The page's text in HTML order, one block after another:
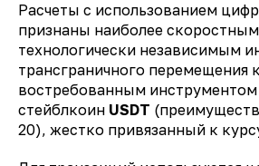
Расчеты с использованием
признаны наиболее
технологически независимым
трансграничного перемещения
востребованным инструментом
стейблкоин USDT
20), жестко привязанный к